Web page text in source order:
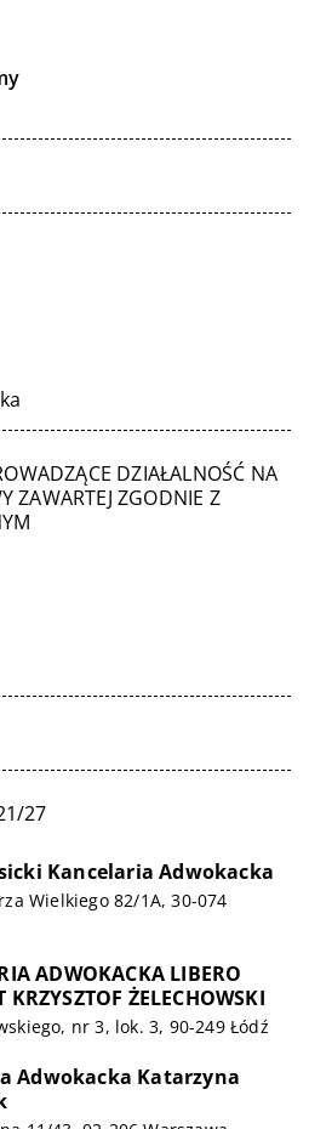
DZIAŁALNOŚĆ NA
ZAWARTEJ ZGODNIE Z
27
Kancelaria Adwokacka
Wielkiego 82/1A, 30-074
ADWOKACKA LIBERO
KRZYSZTOF ŻELECHOWSKI
nr 3, lok. 3, 90-249 Łódź
Adwokacka Katarzyna